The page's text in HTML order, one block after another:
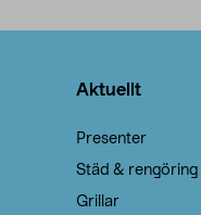
Aktuellt
Presenter
Städ & rengöring
Grillar